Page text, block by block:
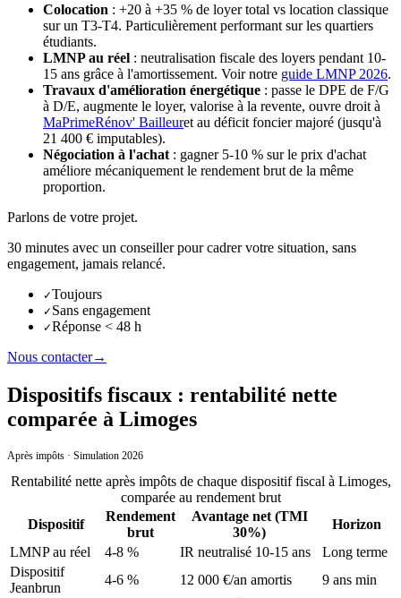
Colocation : +20 à +35 % de loyer total vs location classique
sur un T3-T4. Particulièrement performant sur les quartiers
étudiants.
LMNP au réel : neutralisation fiscale des loyers pendant 10-
15 ans grâce à l'amortissement. Voir notre guide LMNP 2026.
Travaux d'amélioration énergétique : passe le DPE de F/G
à D/E, augmente le loyer, valorise à la revente, ouvre droit à
MaPrimeRénov' Bailleuret au déficit foncier majoré (jusqu'à
21 400 € imputables).
Négociation à l'achat : gagner 5-10 % sur le prix d'achat
améliore mécaniquement le rendement brut de la même
proportion.
Parlons de votre projet.
30 minutes avec un conseiller pour cadrer votre situation, sans
engagement, jamais relancé.
✓Toujours
✓ Sans engagement
✓Réponse < 48 h
Nous contacter→
Dispositifs fiscaux : rentabilité nette
comparée à Limoges
Après impôts · Simulation 2026
Rentabilité nette après impôts de chaque dispositif fiscal à Limoges,
comparée au rendement brut
Dispositif
Rendement
brut
Avantage net (TMI
30%)
Horizon
LMNP au réel
4-8 % IR neutralisé 10-15 ans
Long terme
Dispositif
Jeanbrun
4-6 % 12 000 €/an amortis 9 ans min